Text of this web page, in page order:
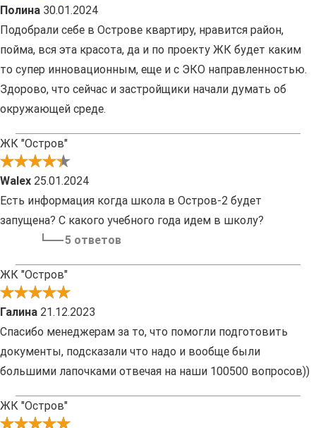
Полина 30.01.2024
Подобрали себе в Острове квартиру, нравится район,
пойма, вся эта красота, да и по проекту ЖК будет каким
то супер инновационным, еще и с ЭКО направленностью.
Здорово, что сейчас и застройщики начали думать об
окружающей среде.
ЖК "Остров"
Walex 25.01.2024
Есть информация когда школа в Остров-2 будет
запущена? С какого учебного года идем в школу?
5 ответов
ЖК "Остров"
Галина 21.12.2023
Спасибо менеджерам за то, что помогли подготовить
документы, подсказали что надо и вообще были
большими лапочками отвечая на наши 100500 вопросов))
ЖК "Остров"